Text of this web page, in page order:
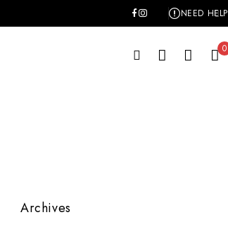
NEED HELP
0
Archives